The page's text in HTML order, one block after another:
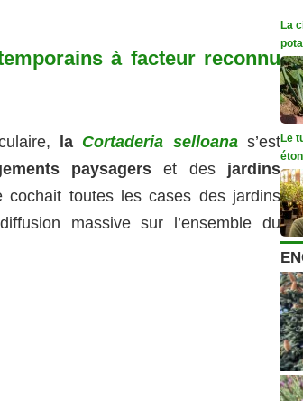
à facteur reconnu
la Cortaderia selloanas’est
paysagerset des jardins
cochait toutes les cases des jardins
massive sur l’ensemble du
La
Le